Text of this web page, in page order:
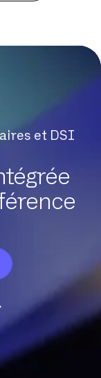
et DSI